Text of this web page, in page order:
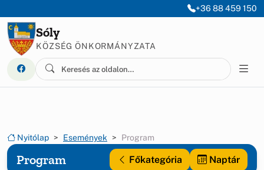
+36 88 459 150
Sóly
KÖZSÉG ÖNKORMÁNYZATA
Nyitólap Események Program
Program Főkategória Naptár